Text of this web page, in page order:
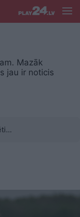
Mazāk
jau ir noticis